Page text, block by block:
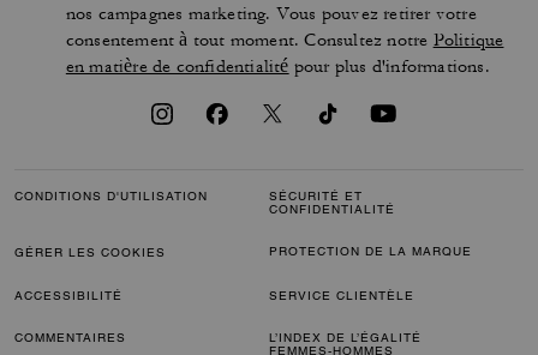
nos campagnes marketing. Vous pouvez retirer votre
consentement à tout moment. Consultez notre Politique
en matière de confidentialité pour plus d'informations.
CONDITIONS D'UTILISATION
SÉCURITÉ ET
CONFIDENTIALITÉ
GÉRER LES COOKIES PROTECTION DE LA MARQUE
ACCESSIBILITÉ SERVICE CLIENTÈLE
COMMENTAIRES
L’INDEX DE L’ÉGALITÉ
FEMMES-HOMMES